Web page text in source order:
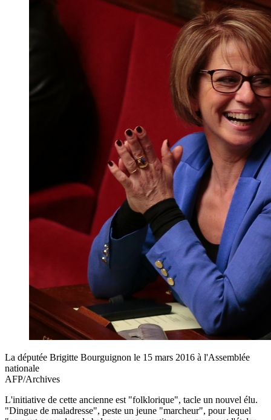
La députée Brigitte Bourguignon le 15 mars 2016 à l'Assemblée
nationale
AFP/Archives
L'initiative de cette ancienne est "folklorique", tacle un nouvel élu.
"Dingue de maladresse", peste un jeune "marcheur", pour lequel